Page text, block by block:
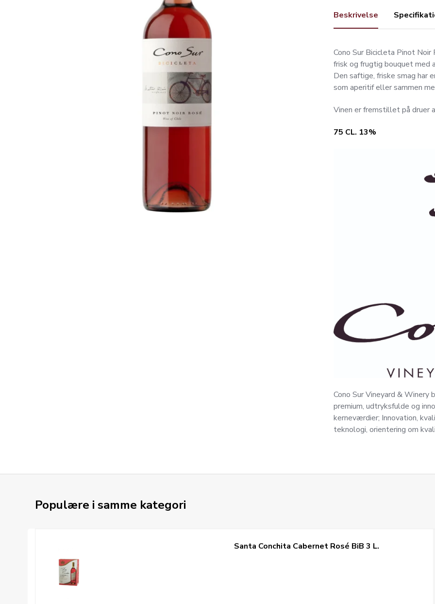
Beskrivelse
Cono Sur Bicicleta Pinot
frisk og frugtig bouquet med
Den saftige, friske smag har
som aperitif eller sammen
Vinen er fremstillet på druer
75 CL. 13%
Cono Sur Vineyard &
premium, udtryksfulde og
kerneværdier; Innovation,
teknologi, orientering om
Populære i samme kategori
Santa Conchita Cabernet Rosé BiB 3 L.